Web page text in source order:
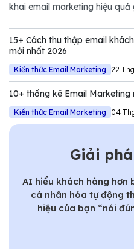
khai email marketing hiệu
15+ Cách thu thập email
mới nhất 2026
Kiến thức Email Marketing 22
10+ thống kê Email Marketing
Kiến thức Email Marketing 04
Giải
AI hiểu khách hàng hơn
cá nhân hóa tự động
hiệu của bạn “nói